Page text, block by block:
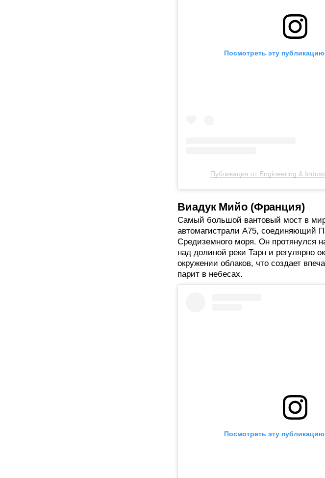
Посмотреть эту
Публикация от Engineering &
Виадук Мийо (Франция)
Самый большой вантовый мост в
автомагистрали А75, соединяющий
Средиземного моря. Он протянулся
над долиной реки Тарн и регулярно
окружении облаков, что создает
парит в небесах.
Посмотреть эту